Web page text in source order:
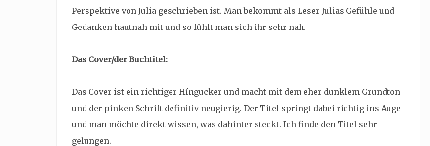
Perspektive von Julia geschrieben ist. Man bekommt als Leser Julias Gefühle und
Gedanken hautnah mit und so fühlt man sich ihr sehr nah.
Das Cover/der Buchtitel:
Das Cover ist ein richtiger Híngucker und macht mit dem eher dunklem Grundton
und der pinken Schrift definitiv neugierig. Der Titel springt dabei richtig ins Auge
und man möchte direkt wissen, was dahinter steckt. Ich finde den Titel sehr
gelungen.